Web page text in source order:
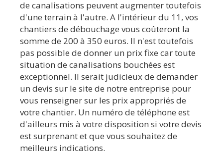
de canalisations peuvent augmenter toutefois
d'une terrain à l'autre. A l'intérieur du 11, vos
chantiers de débouchage vous coûteront la
somme de 200 à 350 euros. Il n'est toutefois
pas possible de donner un prix fixe car toute
situation de canalisations bouchées est
exceptionnel. Il serait judicieux de demander
un devis sur le site de notre entreprise pour
vous renseigner sur les prix appropriés de
votre chantier. Un numéro de téléphone est
d'ailleurs mis à votre disposition si votre devis
est surprenant et que vous souhaitez de
meilleurs indications.